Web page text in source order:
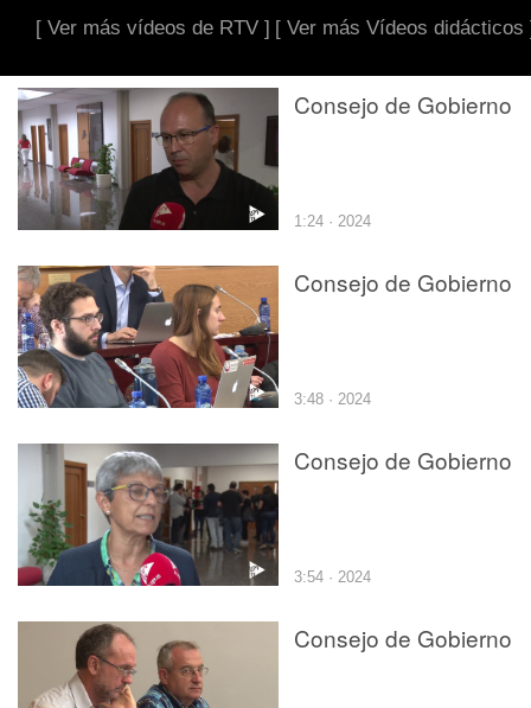
[ Ver más vídeos de RTV ] [ Ver más Vídeos didácticos
Consejo de Gobierno
1:24 · 2024
Consejo de Gobierno
3:48 · 2024
Consejo de Gobierno
3:54 · 2024
Consejo de Gobierno